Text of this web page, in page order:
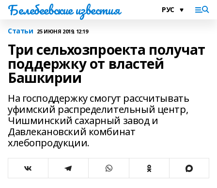
Белебеевские известия
Статьи 25 ИЮНЯ 2019, 12:19
Три сельхозпроекта получат
поддержку от властей
Башкирии
На господдержку смогут рассчитывать
уфимский распределительный центр,
Чишминский сахарный завод и
Давлекановский комбинат
хлебопродукции.